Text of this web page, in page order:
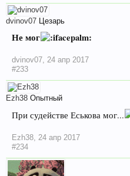
dvinov07 Цезарь
Не мог
dvinov07 24 апр 2017
#233
Ezh38 Опытный
При судействе Еськова мог...
Ezh38 24 апр 2017
#234